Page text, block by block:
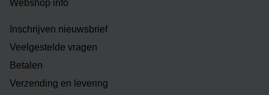
Webshop info
Inschrijven nieuwsbrief
Veelgestelde vragen
Betalen
Verzending en levering